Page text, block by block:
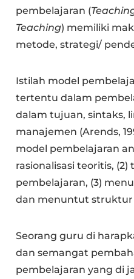
pembelajaran (
Teaching) memiliki
metode, strategi/
Istilah model
tertentu dalam
dalam tujuan, sintaks,
manajemen (Arends,
model pembelajaran
rasionalisasi teoritis,
pembelajaran, (3)
dan menuntut struktur
Seorang guru di
dan semangat
pembelajaran yang di